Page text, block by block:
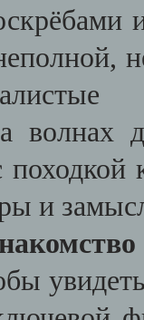
волнах
и